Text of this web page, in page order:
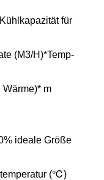
für
(M3/H)*Temp-
m
ideale Größe
(℃)